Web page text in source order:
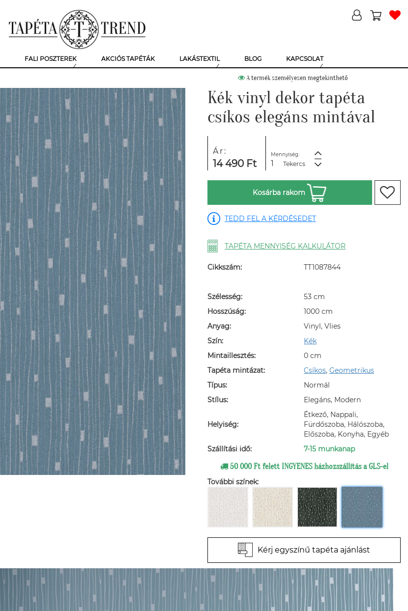
FALI POSZTEREK AKCIÓS TAPÉTÁK LAKÁSTEXTIL BLOG KAPCSOLAT
A termék személyesen megtekinthető
Kék vinyl dekor tapéta
csíkos elegáns mintával
Ár:
14 490 Ft
Mennyiség:
Tekercs
Kosárba rakom
TEDD FEL A KÉRDÉSEDET
TAPÉTA MENNYISÉG KALKULÁTOR
Cikkszám: TT1087844
Szélesség:
53 cm
Hosszúság:
1000 cm
Anyag:
Vinyl, Vlies
Szín:
Kék
Mintaillesztés:
0 cm
Tapéta mintázat:
Csíkos, Geometrikus
Típus:
Normál
Stílus:
Elegáns, Modern
Helyiség:
Étkező, Nappali,
Fürdőszoba, Hálószoba,
Előszoba, Konyha, Egyéb
Szállítási idő:
7-15 munkanap
50 000 Ft felett INGYENES házhozszállítás a GLS-el
További színek:
Kérj egyszínű tapéta ajánlást